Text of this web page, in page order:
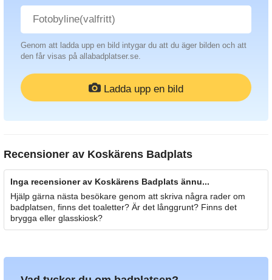
Genom att ladda upp en bild intygar du att du äger bilden och att
den får visas på allabadplatser.se.
Ladda upp en bild
Recensioner av Koskärens Badplats
Inga recensioner av Koskärens Badplats ännu...
Hjälp gärna nästa besökare genom att skriva några rader om
badplatsen, finns det toaletter? Är det långgrunt? Finns det
brygga eller glasskiosk?